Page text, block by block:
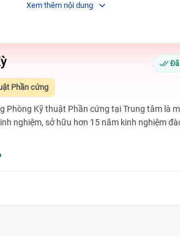
Xem thêm nội dung
Đã
Phần cứng
Phòng Kỹ thuật Phần cứng tại Trung tâm là
nghiệm, sở hữu hơn 15 năm kinh nghiệm